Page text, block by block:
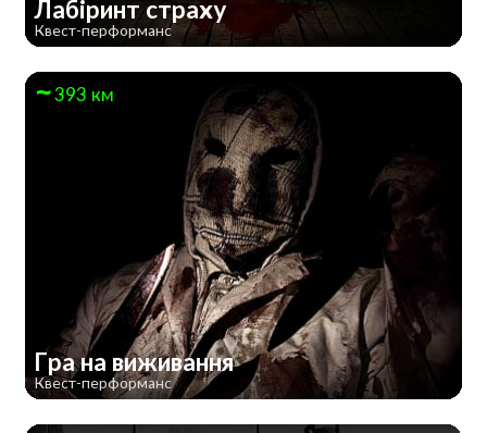
Лабіринт страху
Квест-перформанс
393 км
Гра на виживання
Квест-перформанс